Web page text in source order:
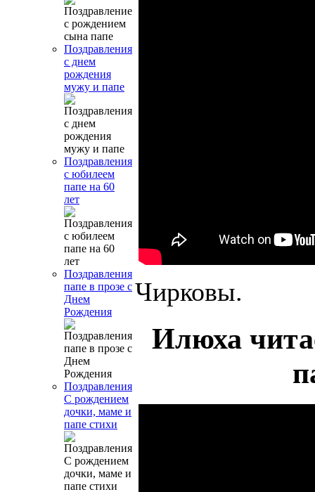
Поздравления
с днем
рождения
мужу и папе
Поздравления
с юбилеем
папе на 60
лет
Поздравления
папе в прозе с
Днем
Рождения
Поздравления
С рождением
дочки, маме и
папе стихи
Чирковы.
Илюха